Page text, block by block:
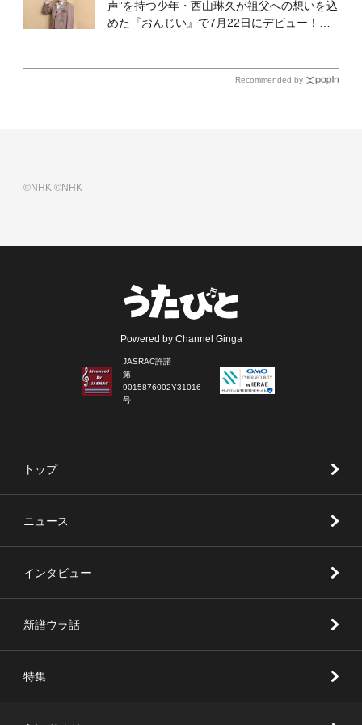
声”を持つ少年・西山琳久が祖父への想いを込
めた『おんじい』で7月22日にデビュー！
Recommended by
©NHK©NHK
Powered by Channel Ginga
JASRAC許諾
第
9015876002Y31016
号
トップ
ニュース
インタビュー
新譜ウラ話
特集